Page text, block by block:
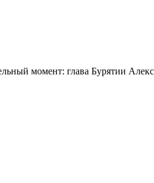
момент: глава Бурятии